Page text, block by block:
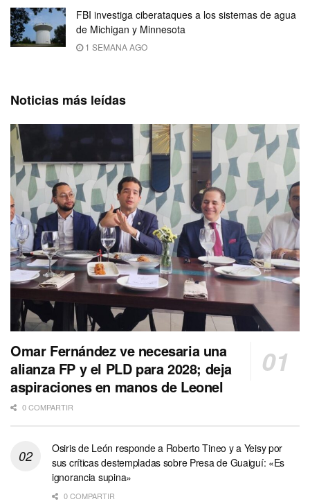
FBI investiga ciberataques a los sistemas de agua
de Michigan y Minnesota
1 SEMANA AGO
Noticias más leídas
Omar Fernández ve necesaria una
alianza FP y el PLD para 2028; deja
aspiraciones en manos de Leonel
0 COMPARTIR
Osiris de León responde a Roberto Tineo y a Yeisy por
sus críticas destempladas sobre Presa de Guaiguí: «Es
ignorancia supina»
0 COMPARTIR